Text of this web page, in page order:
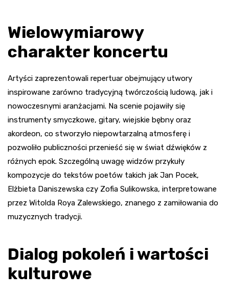
Wielowymiarowy
charakter koncertu
Artyści zaprezentowali repertuar obejmujący utwory
inspirowane zarówno tradycyjną twórczością ludową, jak i
nowoczesnymi aranżacjami. Na scenie pojawiły się
instrumenty smyczkowe, gitary, wiejskie bębny oraz
akordeon, co stworzyło niepowtarzalną atmosferę i
pozwoliło publiczności przenieść się w świat dźwięków z
różnych epok. Szczególną uwagę widzów przykuły
kompozycje do tekstów poetów takich jak Jan Pocek,
Elżbieta Daniszewska czy Zofia Sulikowska, interpretowane
przez Witolda Roya Zalewskiego, znanego z zamiłowania do
muzycznych tradycji.
Dialog pokoleń i wartości
kulturowe